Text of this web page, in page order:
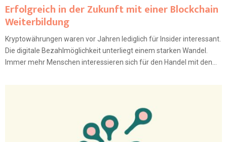
Erfolgreich in der Zukunft mit einer Blockchain
Weiterbildung
Kryptowährungen waren vor Jahren lediglich für Insider interessant.
Die digitale Bezahlmöglichkeit unterliegt einem starken Wandel.
Immer mehr Menschen interessieren sich für den Handel mit den...